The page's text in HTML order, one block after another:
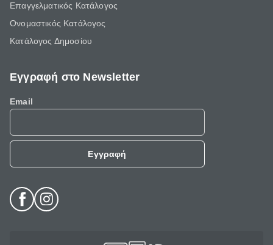
Επαγγελματικός Κατάλογος
Ονομαστικός Κατάλογος
Κατάλογος Δημοσίου
Εγγραφή στο Newsletter
Email
Εγγραφή